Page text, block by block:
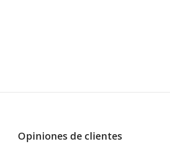
Opiniones de clientes